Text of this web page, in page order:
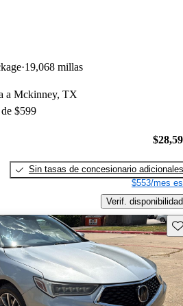
19,068 millas
a Mckinney, TX
$599
Sin tasas de concesionario adicionales
$553/mes
Verif. disponibilidad